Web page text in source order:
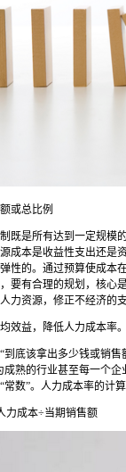
或总比例
既是所有达到一定规模
成本是收益性支出还是
性的。通过预算使成本
要有合理的规划，核心
力资源，修正不经济的支
效益，降低人力成本率。
到底该拿出多少钱或销
成熟的行业甚至每一个
数”。人力成本率的计算
成本÷当期销售额